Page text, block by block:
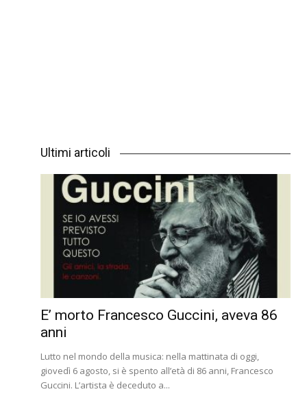
Ultimi articoli
E’ morto Francesco Guccini, aveva 86
anni
Lutto nel mondo della musica: nella mattinata di oggi,
giovedì 6 agosto, si è spento all’età di 86 anni, Francesco
Guccini. L’artista è deceduto a...